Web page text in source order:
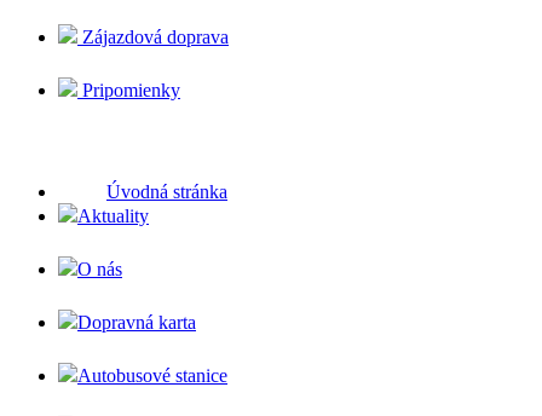
Zájazdová doprava
Pripomienky
Úvodná stránka
Aktuality
O nás
Dopravná karta
Autobusové stanice